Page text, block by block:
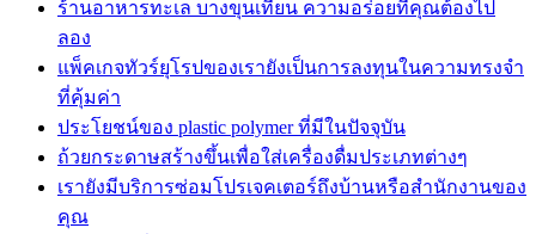
ร้านอาหารทะเล บางขุนเทียน ความอร่อยที่คุณต้องไป
ลอง
แพ็คเกจทัวร์ยุโรปของเรายังเป็นการลงทุนในความทรงจำ
ที่คุ้มค่า
ประโยชน์ของ plastic polymer ที่มีในปัจจุบัน
ถ้วยกระดาษสร้างขึ้นเพื่อใส่เครื่องดื่มประเภทต่างๆ
เรายังมีบริการซ่อมโปรเจคเตอร์ถึงบ้านหรือสำนักงานของ
คุณ